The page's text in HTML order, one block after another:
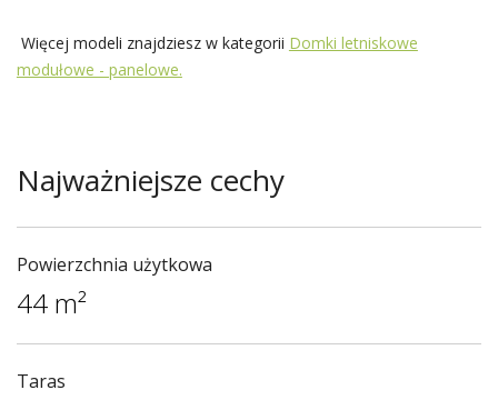
Więcej modeli znajdziesz w kategorii Domki letniskowe
modułowe - panelowe.
Najważniejsze cechy
Powierzchnia użytkowa
44 m²
Taras